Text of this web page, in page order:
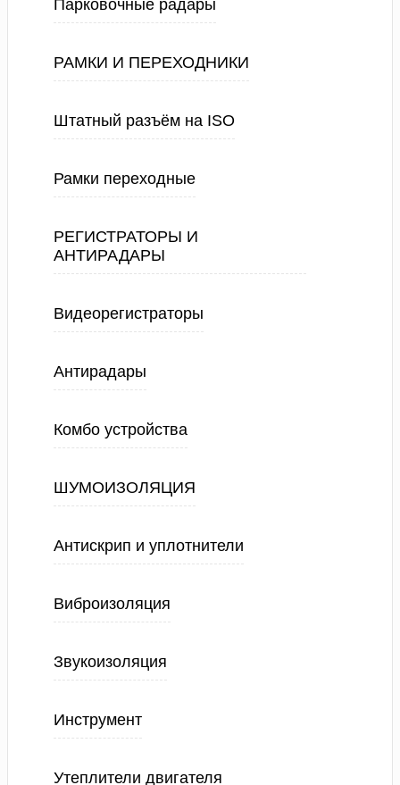
Парковочные радары
РАМКИ И ПЕРЕХОДНИКИ
Штатный разъём на ISO
Рамки переходные
РЕГИСТРАТОРЫ И
АНТИРАДАРЫ
Видеорегистраторы
Антирадары
Комбо устройства
ШУМОИЗОЛЯЦИЯ
Антискрип и уплотнители
Виброизоляция
Звукоизоляция
Инструмент
Утеплители двигателя